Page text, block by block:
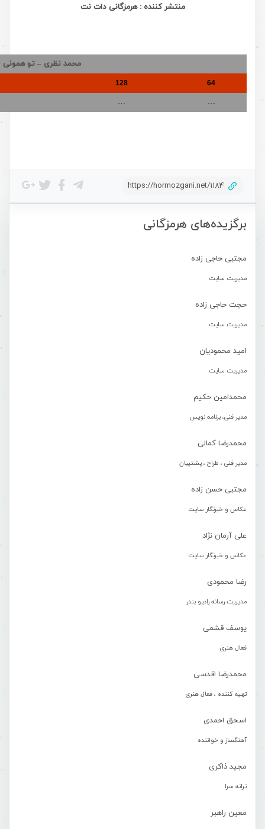
برگزیده‌های هرمزگانی
مجتبی حاجی زاده
مدیریت سایت
حجت حاجی زاده
مدیریت سایت
امید محمودیان
مدیریت سایت
محمدامین حکیم
مدیر فنی، برنامه نویس
محمدرضا کمالی
مدیر فنی ، طراح ، پشتیبان
مجتبی حسن زاده
عکاس و خبرنگار سایت
علی آرمان نژاد
عکاس و خبرنگار سایت
رضا محمودی
مدیریت رسانه رادیو بندر
یوسف قشمی
فعال هنری
محمدرضا اقدسی
تهیه کننده ، فعال هنری
اسحق احمدی
آهنگساز و خواننده
مجید ذاکری
ترانه سرا
معین راهبر
منتشر کننده :هرمزگانی دات نت
محمد نظری – تو همونی
64
128
…
…
https://hormozgani.net/1184